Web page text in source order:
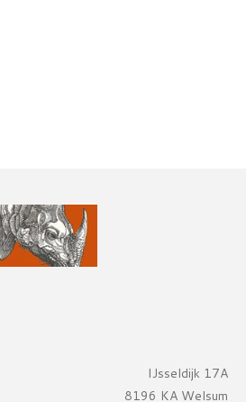
IJsseldijk 17A
8196 KA Welsum